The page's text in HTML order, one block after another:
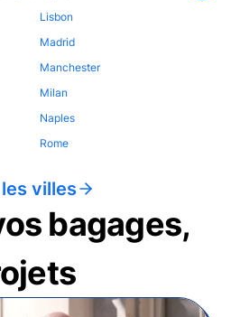
Lisbon
Madrid
Manchester
Milan
Naples
Rome
villes
bagages,